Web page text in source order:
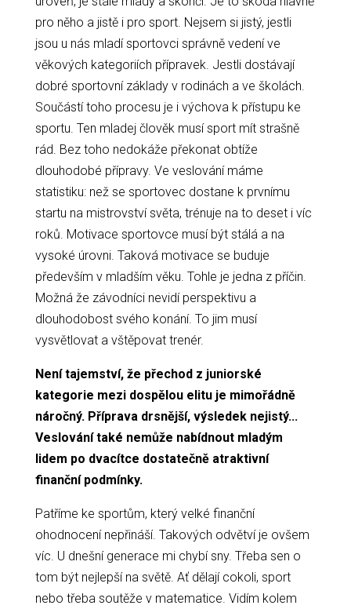
pro něho a jistě i pro sport. Nejsem si jistý, jestli
jsou u nás mladí sportovci správně vedení ve
věkových kategoriích přípravek. Jestli dostávají
dobré sportovní základy v rodinách a ve školách.
Součástí toho procesu je i výchova k přístupu ke
sportu. Ten mladej člověk musí sport mít strašně
rád. Bez toho nedokáže překonat obtíže
dlouhodobé přípravy. Ve veslování máme
statistiku: než se sportovec dostane k prvnímu
startu na mistrovství světa, trénuje na to deset i víc
roků. Motivace sportovce musí být stálá a na
vysoké úrovni. Taková motivace se buduje
především v mladším věku. Tohle je jedna z příčin.
Možná že závodníci nevidí perspektivu a
dlouhodobost svého konání. To jim musí
vysvětlovat a vštěpovat trenér.
Není tajemství, že přechod z juniorské
kategorie mezi dospělou elitu je mimořádně
náročný. Příprava drsnější, výsledek nejistý...
Veslování také nemůže nabídnout mladým
lidem po dvacítce dostatečně atraktivní
finanční podmínky.
Patříme ke sportům, který velké finanční
ohodnocení nepřináší. Takových odvětví je ovšem
víc. U dnešní generace mi chybí sny. Třeba sen o
tom být nejlepší na světě. Ať dělají cokoli, sport
nebo třeba soutěže v matematice. Vidím kolem